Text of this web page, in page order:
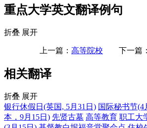
重点大学英文翻译例句
折叠 展开
上一篇： 高等院校 下一篇：
相关翻译
折叠 展开
银行休假日(英国, 5月31日) 国际秘书节(4
本，9月15日) 先贤古墓 高等教育 职工大